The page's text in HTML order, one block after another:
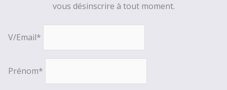
vous désinscrire à tout moment.
V/Email*
Prénom*